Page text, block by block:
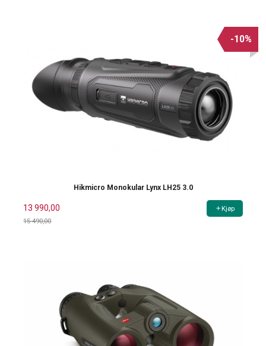
Hikmicro Monokular Lynx LH25 3.0
13 990,00
15 490,00
-10%
Kjøp